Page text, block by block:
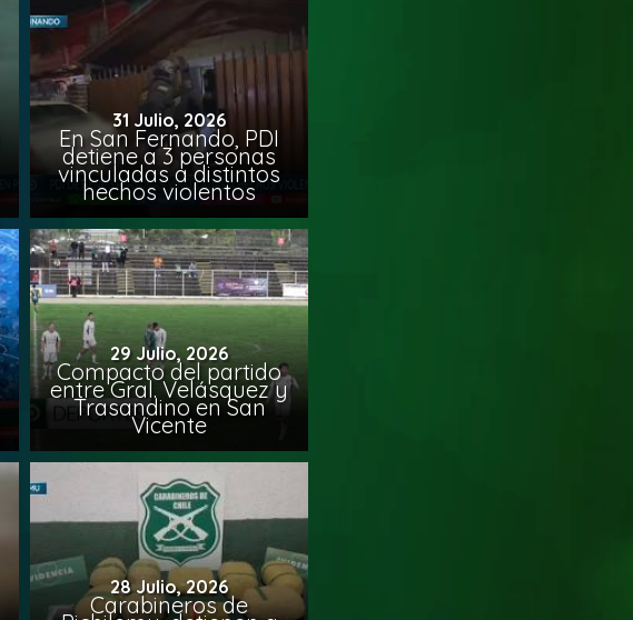
31 Julio, 2026
En San Fernando, PDI
detiene a 3 personas
vinculadas a distintos
hechos violentos
29 Julio, 2026
Compacto del partido
entre Gral. Velásquez y
Trasandino en San
Vicente
28 Julio, 2026
Carabineros de